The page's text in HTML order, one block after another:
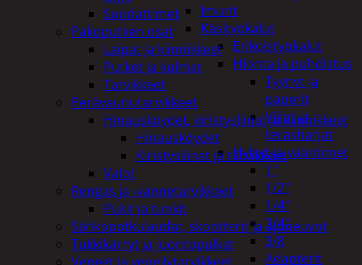
Imurit
Käsityökalut
Erikoistyökalut
Hionta ja puhdistus
Tyynyt ja
paperit
Viilat ja
teräsharjat
Hylsyt ja vääntimet
1"
1/2"
1/4"
3/4"
3/8
Adapterit
Suodattimet
Pakoputken osat
Laipat ja kiinnikkeet
Putket ja kulmat
Tarvikkeet
Perävaunutarvikkeet
Hinausköydet, kiristysliinat ja kiinnikkeet
Hinausköydet
Kiristysliinat ja tarvikkeet
Valot
Rengas ja -vannetarvikkeet
Pukit ja tunkit
Sähköpotkulaudat, skootterit ja ajoneuvot
Tukkikärryt ja juontopulkat